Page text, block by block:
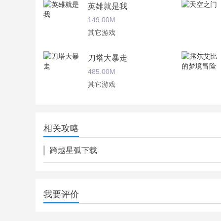
2.“重策略，轻数值”的系统，平民党也能玩的爽！
3.优美的画风，不一样的战斗机制，越玩越嗨！
4.合作共赢，在这个星系上，你不是一个人！
跨越星弧游戏评测
土豪和平民的差距不再是不可求。一切的随机性
英雄就是我
149.00M
其它游戏
刀塔大暴走
485.00M
其它游戏
其它游戏
相关攻略
跨越星弧下载
我要评价